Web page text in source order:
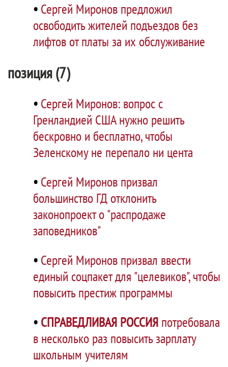
• Сергей Миронов предложил
освободить жителей подъездов без
лифтов от платы за их обслуживание
позиция (7)
• Сергей Миронов: вопрос с
Гренландией США нужно решить
бескровно и бесплатно, чтобы
Зеленскому не перепало ни цента
• Сергей Миронов призвал
большинство ГД отклонить
законопроект о "распродаже
заповедников"
• Сергей Миронов призвал ввести
единый соцпакет для "целевиков", чтобы
повысить престиж программы
• СПРАВЕДЛИВАЯ РОССИЯ потребовала
в несколько раз повысить зарплату
школьным учителям